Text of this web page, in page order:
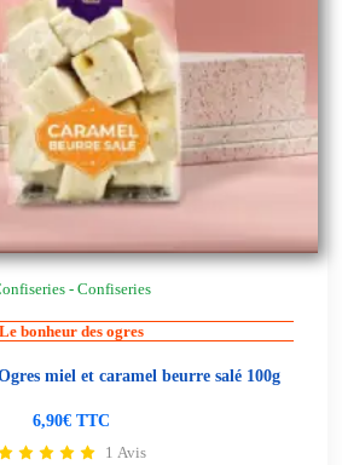
- Confiseries
Le bonheur des ogres
miel et caramel beurre salé 100g
6,90€ TTC
1 Avis